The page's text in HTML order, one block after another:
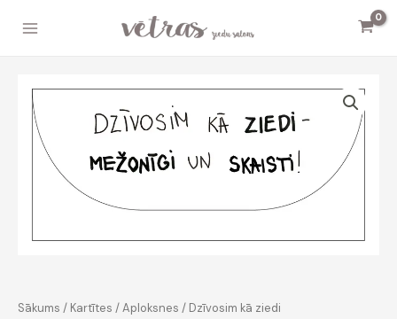
Sākums / Kartītes /Aploksnes / Dzīvosim kā ziedi